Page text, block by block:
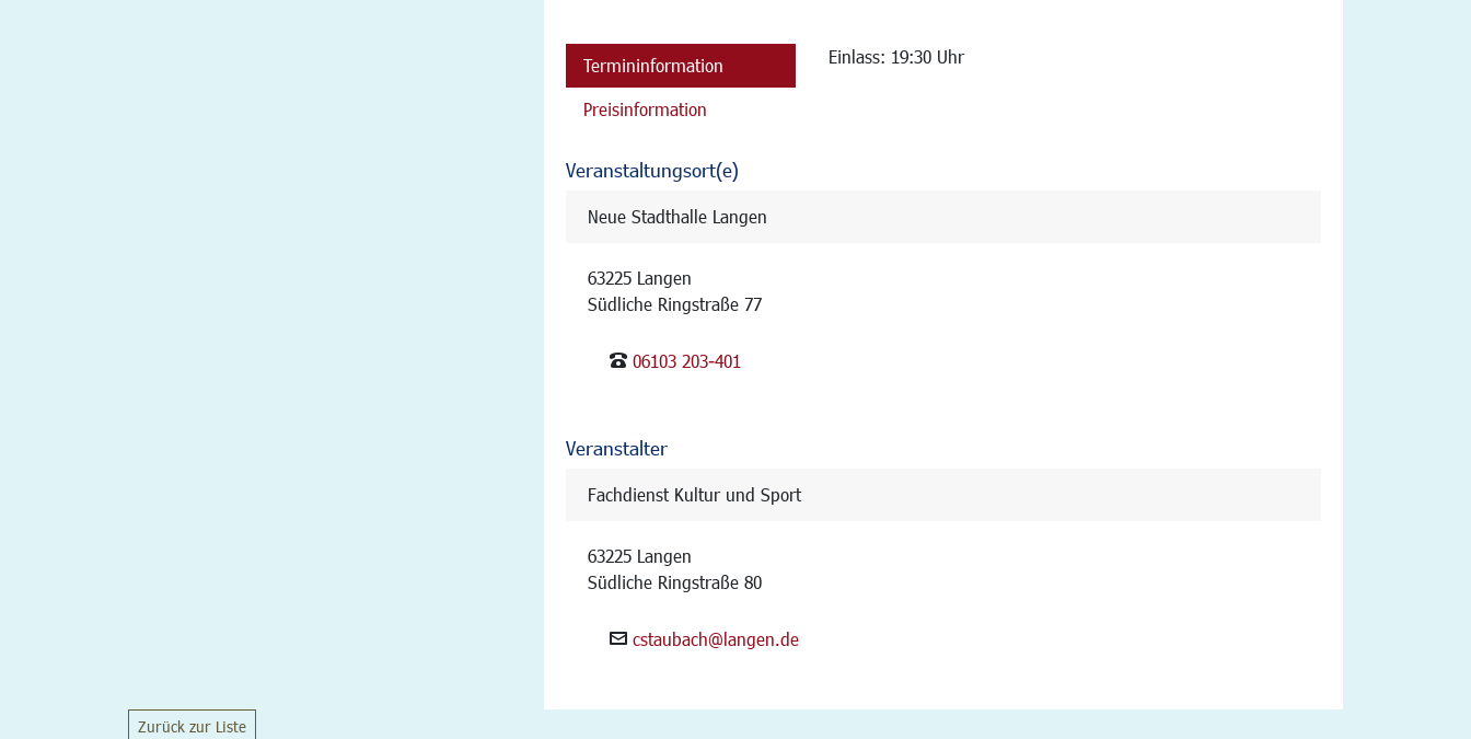
Termininformation
Preisinformation
Einlass: 19:30 Uhr
Veranstaltungsort(e)
Neue Stadthalle Langen
63225 Langen
Südliche Ringstraße 77
06103 203-401
Veranstalter
Fachdienst Kultur und Sport
63225 Langen
Südliche Ringstraße 80
cstaubach@langen.de
Zurück zur Liste